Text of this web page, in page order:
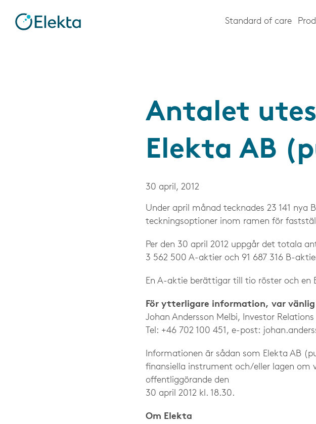
Standard of care
Antalet
Elekta AB
30 april, 2012
Under april månad tecknades 23 141
teckningsoptioner inom ramen för
Per den 30 april 2012 uppgår det totala
3 562 500 A-aktier och 91 687 316 B-
En A-aktie berättigar till tio röster och
För ytterligare information, var
Johan Andersson Melbi, Investor
Tel: +46 702 100 451, e-post:
Informationen är sådan som Elekta AB
finansiella instrument och/eller lagen om
offentliggörande den
30 april 2012 kl. 18.30.
Om Elekta